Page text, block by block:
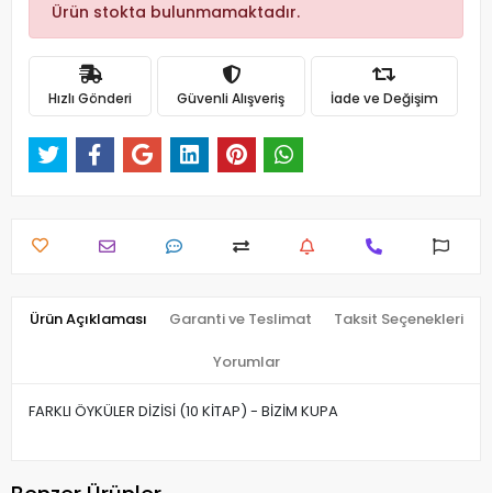
Ürün stokta bulunmamaktadır.
Hızlı Gönderi Güvenli Alışveriş İade ve Değişim
Ürün Açıklaması Garanti ve Teslimat Taksit Seçenekleri
Yorumlar
FARKLI ÖYKÜLER DİZİSİ (10 KİTAP) - BİZİM KUPA